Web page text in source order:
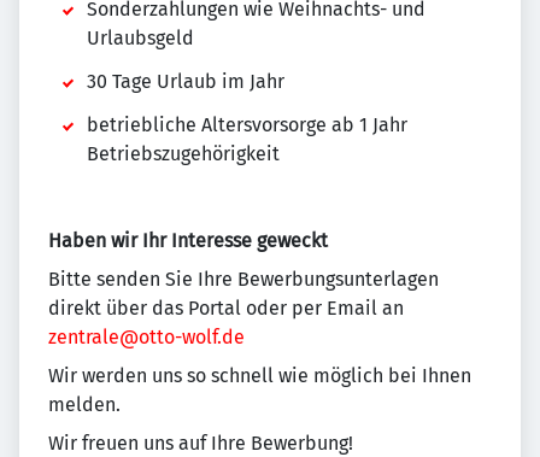
Sonderzahlungen wie Weihnachts- und
Urlaubsgeld
30 Tage Urlaub im Jahr
betriebliche Altersvorsorge ab 1 Jahr
Betriebszugehörigkeit
Haben wir Ihr Interesse geweckt
Bitte senden Sie Ihre Bewerbungsunterlagen
direkt über das Portal oder per Email an
zentrale@otto-wolf.de
Wir werden uns so schnell wie möglich bei Ihnen
melden.
Wir freuen uns auf Ihre Bewerbung!